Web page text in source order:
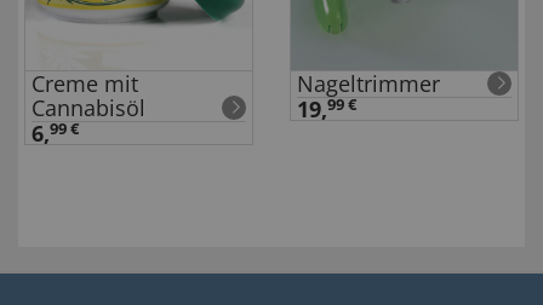
Creme mit
Cannabisöl
6,99 €
Nageltrimmer
19,99 €